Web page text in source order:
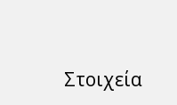
Στοιχεία